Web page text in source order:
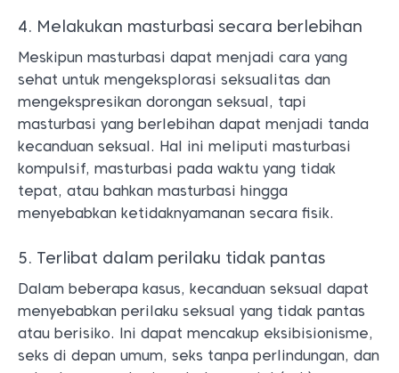
4. Melakukan masturbasi secara berlebihan
Meskipun masturbasi dapat menjadi cara yang
sehat untuk mengeksplorasi seksualitas dan
mengekspresikan dorongan seksual, tapi
masturbasi yang berlebihan dapat menjadi tanda
kecanduan seksual. Hal ini meliputi masturbasi
kompulsif, masturbasi pada waktu yang tidak
tepat, atau bahkan masturbasi hingga
menyebabkan ketidaknyamanan secara fisik.
5. Terlibat dalam perilaku tidak pantas
Dalam beberapa kasus, kecanduan seksual dapat
menyebabkan perilaku seksual yang tidak pantas
atau berisiko. Ini dapat mencakup eksibisionisme,
seks di depan umum, seks tanpa perlindungan, dan